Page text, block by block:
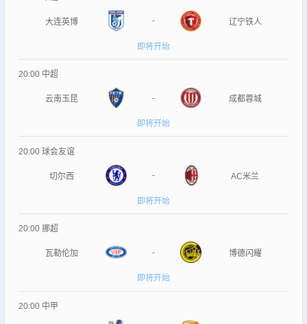
大连英博 - 辽宁铁人
即将开始
20:00 中超
云南玉昆 - 成都蓉城
即将开始
20:00 球会友谊
切尔西 - AC米兰
即将开始
20:00 挪超
瓦勒伦加 - 博德闪耀
即将开始
20:00 中甲